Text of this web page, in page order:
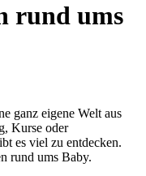
rund ums
ganz eigene Welt aus
Kurse oder
es viel zu entdecken.
rund ums Baby.